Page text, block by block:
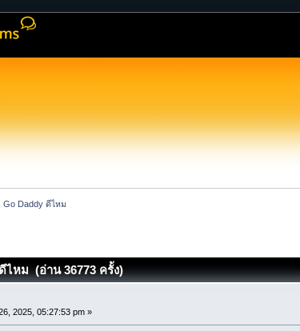
Go Daddy ดีไหม
หม (อ่าน 36773 ครั้ง)
2025, 05:27:53 pm »